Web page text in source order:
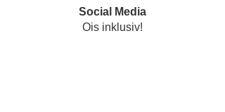
Social Media
Ois inklusiv!